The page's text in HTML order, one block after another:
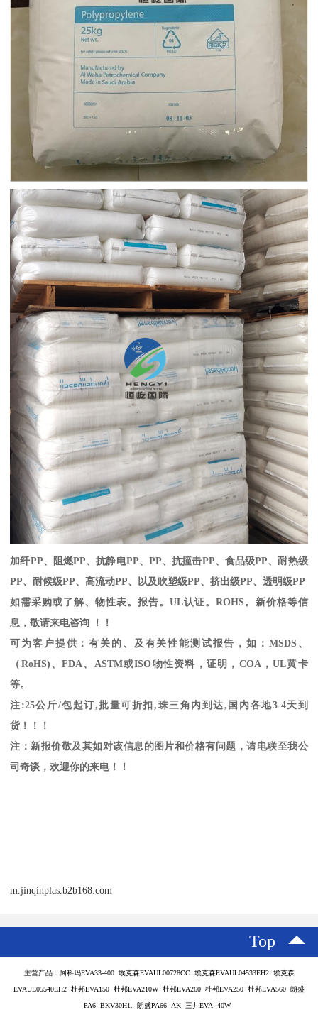
加纤PP、阻燃PP、抗静电PP、 PP、抗撞击PP、食品级PP、耐热级
PP、耐候级PP、高流动PP、以及吹塑级PP、挤出级PP、透明级PP
如需采购或了解、物性表。报告。 UL认证。 ROHS 。新价格等信
息，敬请来电咨询 ！！
可为客户提供：有关的、及有关性能测试报告，如： MSDS 、
（ RoHS) 、FDA、 ASTM或ISO物性资料，证明， COA，UL黄卡
等。
注 :25公斤/包起订,批量可折扣, 珠三角内到达, 国内各地3-4天到
货！！！
注：新报价敬及其如对该信息的图片和价格有问题，请电联至我公
司奇谈，欢迎你的来电！！
m.jinqinplas.b2b168.com
Top
主营产品：阿科玛EVA33-400 埃克森EVAUL00728CC 埃克森EVAUL04533EH2 埃克森
EVAUL05540EH2 杜邦EVA150 杜邦EVA210W 杜邦EVA260 杜邦EVA250 杜邦EVA560 朗盛
PA6 BKV30H1. 朗盛PA66 AK 三井EVA 40W